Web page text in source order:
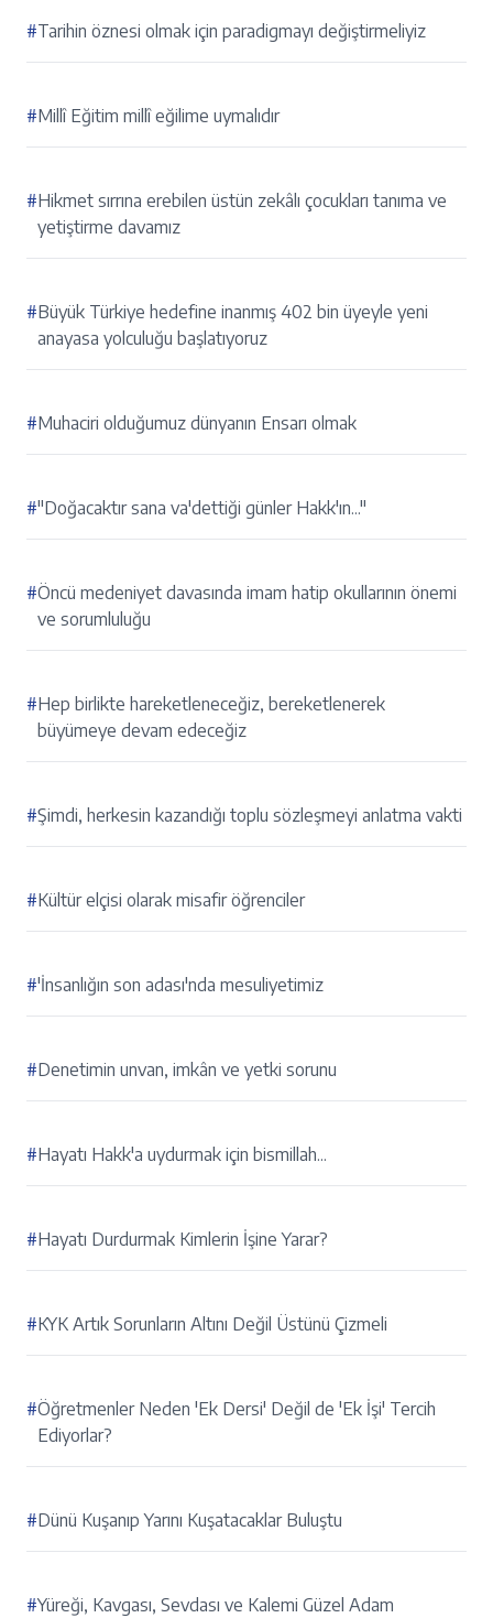
#Tarihin öznesi olmak için paradigmayı değiştirmeliyiz
#Millî Eğitim millî eğilime uymalıdır
#Hikmet sırrına erebilen üstün zekâlı çocukları tanıma ve
yetiştirme davamız
#Büyük Türkiye hedefine inanmış 402 bin üyeyle yeni
anayasa yolculuğu başlatıyoruz
#Muhaciri olduğumuz dünyanın Ensarı olmak
#"Doğacaktır sana va'dettiği günler Hakk'ın..."
#Öncü medeniyet davasında imam hatip okullarının önemi
ve sorumluluğu
#Hep birlikte hareketleneceğiz, bereketlenerek
büyümeye devam edeceğiz
#Şimdi, herkesin kazandığı toplu sözleşmeyi anlatma vakti
#Kültür elçisi olarak misafir öğrenciler
#'İnsanlığın son adası'nda mesuliyetimiz
#Denetimin unvan, imkân ve yetki sorunu
#Hayatı Hakk'a uydurmak için bismillah...
#Hayatı Durdurmak Kimlerin İşine Yarar?
#KYK Artık Sorunların Altını Değil Üstünü Çizmeli
#Öğretmenler Neden 'Ek Dersi' Değil de 'Ek İşi' Tercih
Ediyorlar?
#Dünü Kuşanıp Yarını Kuşatacaklar Buluştu
#Yüreği, Kavgası, Sevdası ve Kalemi Güzel Adam